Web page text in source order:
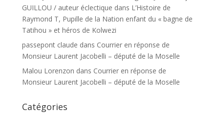
GUILLOU / auteur éclectique dans L’Histoire de
Raymond T, Pupille de la Nation enfant du « bagne de
Tatihou » et héros de Kolwezi
passepont claude dans Courrier en réponse de
Monsieur Laurent Jacobelli – député de la Moselle
Malou Lorenzon dans Courrier en réponse de
Monsieur Laurent Jacobelli – député de la Moselle
Catégories